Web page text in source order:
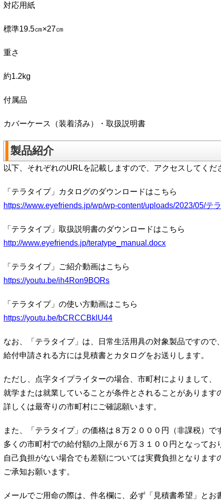
対応用紙
標準19.5㎝×27㎝
重さ
約1.2kg
付属品
カバーケース（装着済み）・取扱説明書
製品紹介
以下、それぞれのURLを記載しますので、アクセスしてくだ
「テラタイプ」カタログのダウンロードはこちら
https://www.eyefriends.jp/wp/wp-content/uploads/2023/05/テ
「テラタイプ」取扱説明書のダウンロードはこちら
http://www.eyefriends.jp/teratype_manual.docx
「テラタイプ」ご紹介動画はこちら
https://youtu.be/ih4Ron9BORs
「テラタイプ」の使い方動画はこちら
https://youtu.be/bCRCCBklU44
なお、「テラタイプ」は、日常生活用具の対象製品ですので、
給付申請される方には見積書とカタログをお送りします。
ただし、点字タイプライターの場合、市町村によりまして、
就学または就業していることが条件とされることがあります
詳しくは最寄りの市町村にご確認願います。
また、「テラタイプ」の価格は８万２０００円（非課税）で
多くの市町村での給付額の上限が６万３１００円となってお
自己負担がない場合でも差額については実費負担となります
ご承知お願います。
メールでご用命の際は、件名欄に、必ず「見積書希望」とお